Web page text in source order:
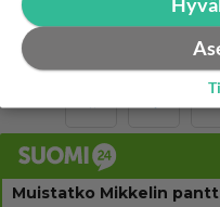
Muistatko Mikkelin